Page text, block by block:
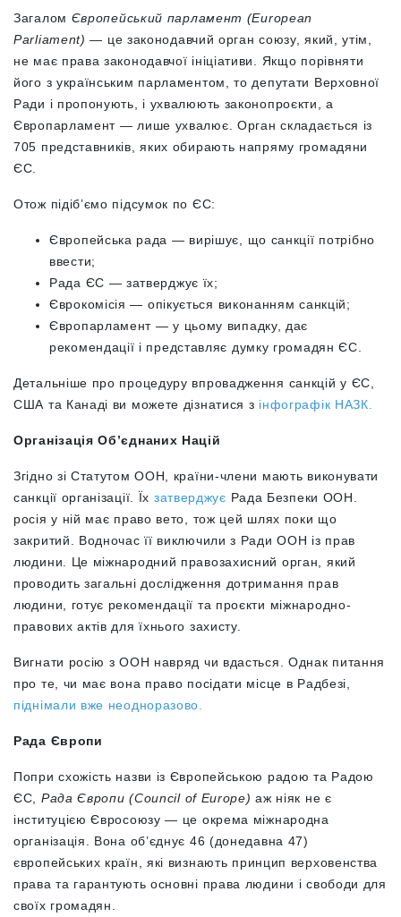
Загалом Європейський парламент (European
Parliament) — це законодавчий орган союзу, який, утім,
не має права законодавчої ініціативи. Якщо порівняти
його з українським парламентом, то депутати Верховної
Ради і пропонують, і ухвалюють законопроєкти, а
Європарламент — лише ухвалює. Орган складається із
705 представників, яких обирають напряму громадяни
ЄС.
Отож підіб’ємо підсумок по ЄС:
Європейська рада — вирішує, що санкції потрібно
ввести;
Рада ЄС — затверджує їх;
Єврокомісія — опікується виконанням санкцій;
Європарламент — у цьому випадку, дає
рекомендації і представляє думку громадян ЄС.
Детальніше про процедуру впровадження санкцій у ЄС,
США та Канаді ви можете дізнатися з інфографік НАЗК.
Організація Об’єднаних Націй
Згідно зі Статутом ООН, країни-члени мають виконувати
санкції організації. Їх затверджує Рада Безпеки ООН.
росія у ній має право вето, тож цей шлях поки що
закритий. Водночас її виключили з Ради ООН із прав
людини. Це міжнародний правозахисний орган, який
проводить загальні дослідження дотримання прав
людини, готує рекомендації та проєкти міжнародно-
правових актів для їхнього захисту.
Вигнати росію з ООН навряд чи вдасться. Однак питання
про те, чи має вона право посідати місце в Радбезі,
піднімали вже неодноразово.
Рада Європи
Попри схожість назви із Європейською радою та Радою
ЄС, Рада Європи (Council of Europe)аж ніяк не є
інституцією Євросоюзу — це окрема міжнародна
організація. Вона об’єднує 46 (донедавна 47)
європейських країн, які визнають принцип верховенства
права та гарантують основні права людини і свободи для
своїх громадян